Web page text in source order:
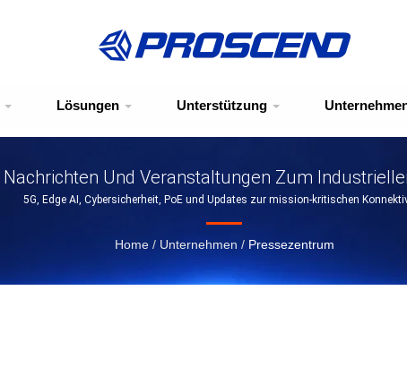
Lösungen Unterstützung
Nachrichten Und Veranstaltungen Zum
5G, Edge AI, Cybersicherheit, PoE und Updates zur mission-kritischen
Home / Unternehmen / Pressezentrum